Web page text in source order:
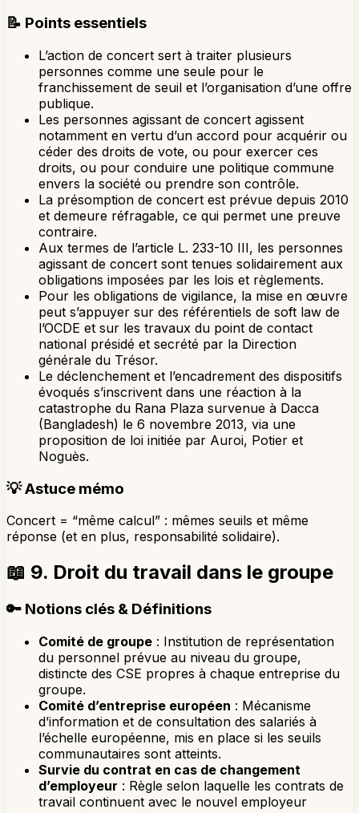
📝 Points essentiels
L’action de concert sert à traiter plusieurs
personnes comme une seule pour le
franchissement de seuil et l’organisation d’une offre
publique.
Les personnes agissant de concert agissent
notamment en vertu d’un accord pour acquérir ou
céder des droits de vote, ou pour exercer ces
droits, ou pour conduire une politique commune
envers la société ou prendre son contrôle.
La présomption de concert est prévue depuis 2010
et demeure réfragable, ce qui permet une preuve
contraire.
Aux termes de l’article L. 233-10 III, les personnes
agissant de concert sont tenues solidairement aux
obligations imposées par les lois et règlements.
Pour les obligations de vigilance, la mise en œuvre
peut s’appuyer sur des référentiels de soft law de
l’OCDE et sur les travaux du point de contact
national présidé et secrété par la Direction
générale du Trésor.
Le déclenchement et l’encadrement des dispositifs
évoqués s’inscrivent dans une réaction à la
catastrophe du Rana Plaza survenue à Dacca
(Bangladesh) le 6 novembre 2013, via une
proposition de loi initiée par Auroi, Potier et
Noguès.
💡Astuce mémo
Concert = “même calcul” : mêmes seuils et même
réponse (et en plus, responsabilité solidaire).
📖 9. Droit du travail dans le groupe
🔑 Notions clés & Définitions
Comité de groupe : Institution de représentation
du personnel prévue au niveau du groupe,
distincte des CSE propres à chaque entreprise du
groupe.
Comité d’entreprise européen : Mécanisme
d’information et de consultation des salariés à
l’échelle européenne, mis en place si les seuils
communautaires sont atteints.
Survie du contrat en cas de changement
d’employeur : Règle selon laquelle les contrats de
travail continuent avec le nouvel employeur